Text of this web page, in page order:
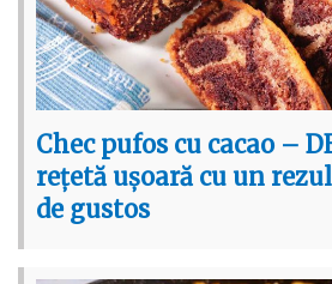
Chec pufos cu cacao –
rețetă ușoară cu un
de gustos